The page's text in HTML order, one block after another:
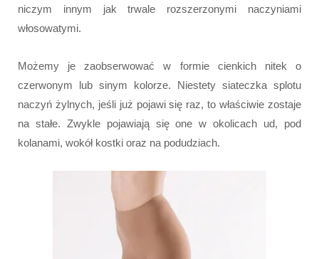
niczym innym jak trwale rozszerzonymi naczyniami
włosowatymi.
Możemy je zaobserwować w formie cienkich nitek o
czerwonym lub sinym kolorze. Niestety siateczka splotu
naczyń żylnych, jeśli już pojawi się raz, to właściwie zostaje
na stałe. Zwykle pojawiają się one w okolicach ud, pod
kolanami, wokół kostki oraz na podudziach.